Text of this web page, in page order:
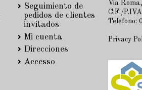
Seguimiento de
pedidos de clientes
invitados
Mi cuenta
Direcciones
Accesso
Via
C:F./
Telefono:
Privacy